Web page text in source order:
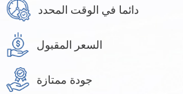
دائما في الوقت المحدد
السعر المقبول
جودة ممتازة